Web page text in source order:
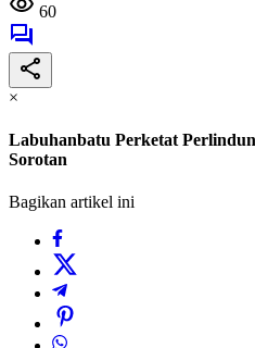
60
×
Labuhanbatu Perketat
Sorotan
Bagikan artikel ini